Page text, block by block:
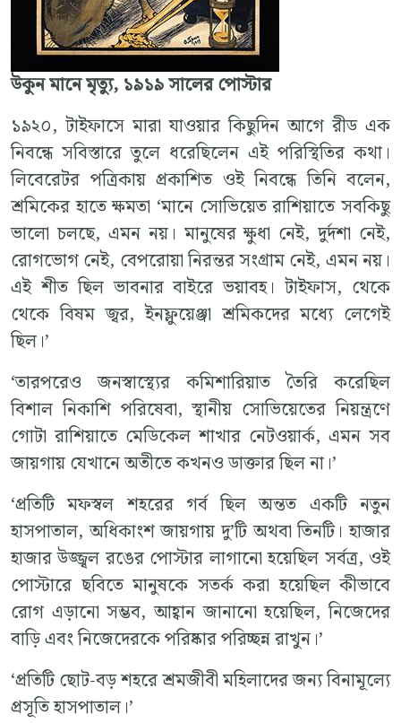
উকুন মানে মৃত্যু, ১৯১৯ সালের পোস্টার
১৯২০, টাইফাসে মারা যাওয়ার কিছুদিন আগে রীড এক
নিবন্ধে সবিস্তারে তুলে ধরেছিলেন এই পরিস্থিতির কথা।
লিবেরেটর পত্রিকায় প্রকাশিত ওই নিবন্ধে তিনি বলেন,
শ্রমিকের হাতে ক্ষমতা ‘মানে সোভিয়েত রাশিয়াতে সবকিছু
ভালো চলছে, এমন নয়। মানুষের ক্ষুধা নেই, দুর্দশা নেই,
রোগভোগ নেই, বেপরোয়া নিরন্তর সংগ্রাম নেই, এমন নয়।
এই শীত ছিল ভাবনার বাইরে ভয়াবহ। টাইফাস, থেকে
থেকে বিষম জ্বর, ইনফ্লুয়েঞ্জা শ্রমিকদের মধ্যে লেগেই
ছিল।’
‘তারপরেও জনস্বাস্থ্যের কমিশারিয়াত তৈরি করেছিল
বিশাল নিকাশি পরিষেবা, স্থানীয় সোভিয়েতের নিয়ন্ত্রণে
গোটা রাশিয়াতে মেডিকেল শাখার নেটওয়ার্ক, এমন সব
জায়গায় যেখানে অতীতে কখনও ডাক্তার ছিল না।’
‘প্রতিটি মফস্বল শহরের গর্ব ছিল অন্তত একটি নতুন
হাসপাতাল, অধিকাংশ জায়গায় দু’টি অথবা তিনটি। হাজার
হাজার উজ্জ্বল রঙের পোস্টার লাগানো হয়েছিল সর্বত্র, ওই
পোস্টারে ছবিতে মানুষকে সতর্ক করা হয়েছিল কীভাবে
রোগ এড়ানো সম্ভব, আহ্বান জানানো হয়েছিল, নিজেদের
বাড়ি এবং নিজেদেরকে পরিষ্কার পরিচ্ছন্ন রাখুন।’
‘প্রতিটি ছোট-বড় শহরে শ্রমজীবী মহিলাদের জন্য বিনামূল্যে
প্রসূতি হাসপাতাল।’